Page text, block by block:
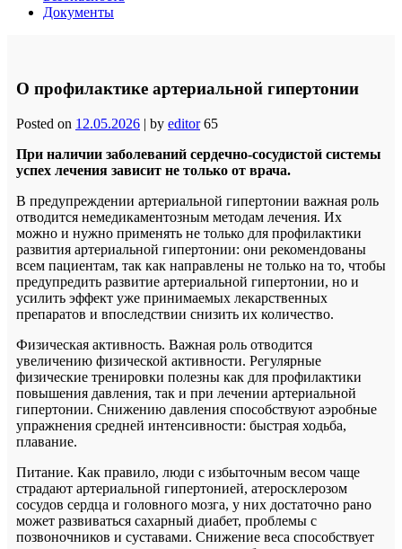
Документы
О профилактике артериальной гипертонии
Posted on 12.05.2026 | by editor 65
При наличии заболеваний сердечно-сосудистой системы
успех лечения зависит не только от врача.
В предупреждении артериальной гипертонии важная роль
отводится немедикаментозным методам лечения. Их
можно и нужно применять не только для профилактики
развития артериальной гипертонии: они рекомендованы
всем пациентам, так как направлены не только на то, чтобы
предупредить развитие артериальной гипертонии, но и
усилить эффект уже принимаемых лекарственных
препаратов и впоследствии снизить их количество.
Физическая активность. Важная роль отводится
увеличению физической активности. Регулярные
физические тренировки полезны как для профилактики
повышения давления, так и при лечении артериальной
гипертонии. Снижению давления способствуют аэробные
упражнения средней интенсивности: быстрая ходьба,
плавание.
Питание. Как правило, люди с избыточным весом чаще
страдают артериальной гипертонией, атеросклерозом
сосудов сердца и головного мозга, у них достаточно рано
может развиваться сахарный диабет, проблемы с
позвоночников и суставами. Снижение веса способствует